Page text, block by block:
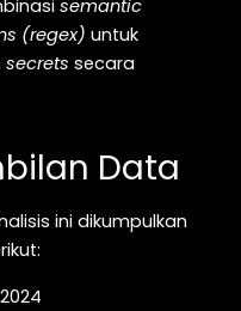
semantic
(regex) untuk
secrets secara
Data
ini dikumpulkan